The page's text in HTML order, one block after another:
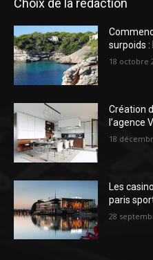
Choix de la rédaction
surpoids
18 octobre
Création
l’agence
18
Les
paris
28